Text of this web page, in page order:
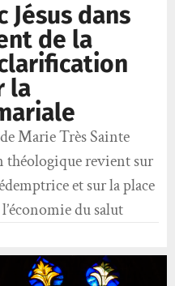
Jésus dans
de la
la
Marie Très Sainte
théologique revient sur
et sur la place
du salut